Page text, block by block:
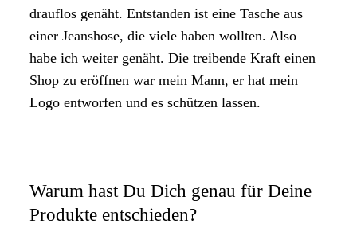
drauflos genäht. Entstanden ist eine Tasche aus
einer Jeanshose, die viele haben wollten. Also
habe ich weiter genäht. Die treibende Kraft einen
Shop zu eröffnen war mein Mann, er hat mein
Logo entworfen und es schützen lassen.
Warum hast Du Dich genau für Deine
Produkte entschieden?